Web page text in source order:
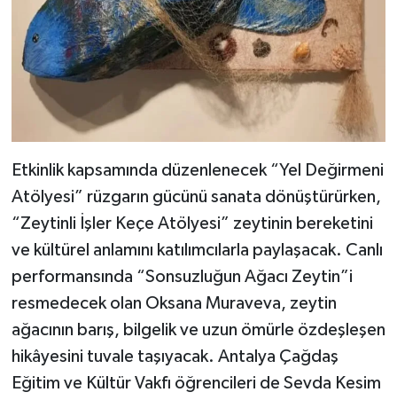
Etkinlik kapsamında düzenlenecek “Yel Değirmeni
Atölyesi” rüzgarın gücünü sanata dönüştürürken,
“Zeytinli İşler Keçe Atölyesi” zeytinin bereketini
ve kültürel anlamını katılımcılarla paylaşacak. Canlı
performansında “Sonsuzluğun Ağacı Zeytin”i
resmedecek olan Oksana Muraveva, zeytin
ağacının barış, bilgelik ve uzun ömürle özdeşleşen
hikâyesini tuvale taşıyacak. Antalya Çağdaş
Eğitim ve Kültür Vakfı öğrencileri de Sevda Kesim